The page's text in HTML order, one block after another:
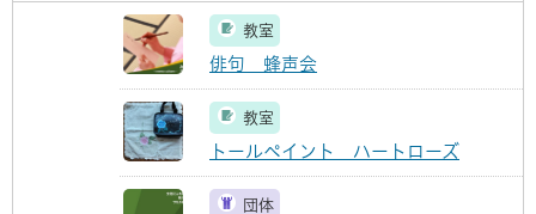
教室
俳句 蜂声会
教室
トールペイント ハートローズ
団体